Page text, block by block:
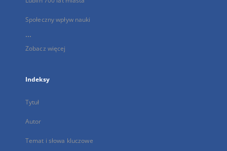
Społeczny wpływ nauki
...
Zobacz więcej
Indeksy
Tytuł
Autor
Temat i słowa kluczowe